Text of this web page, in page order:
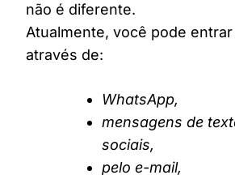
não é diferente.
Atualmente, você pode
através de:
WhatsApp,
mensagens de
sociais,
pelo e-mail,